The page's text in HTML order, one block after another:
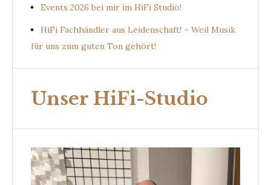
Events 2026 bei mir im HiFi Studio!
HiFi Fachhändler aus Leidenschaft! – Weil Musik
für uns zum guten Ton gehört!
Unser HiFi-Studio